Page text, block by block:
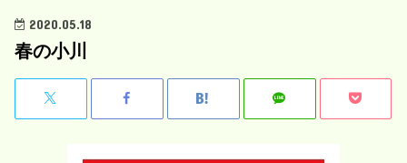
2020.05.18
春の小川